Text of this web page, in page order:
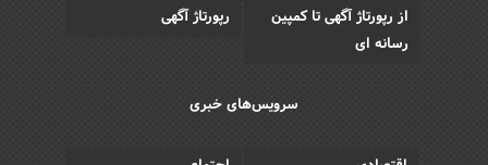
از رپورتاژ آگهی تا کمپین
رسانه ای
رپورتاژ آگهی
سرویس‌های خبری